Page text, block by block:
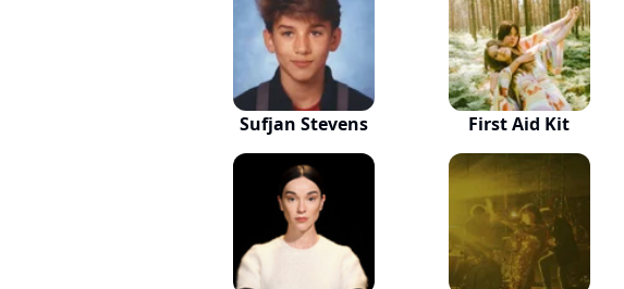
Sufjan Stevens First Aid Kit